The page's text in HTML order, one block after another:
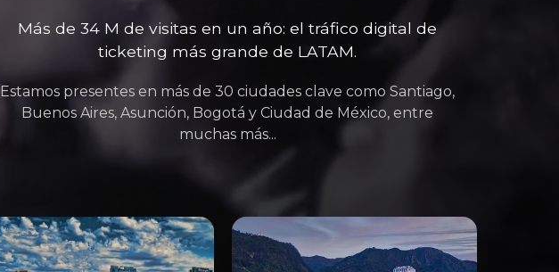
Más de 34 M de visitas en un año: el tráfico digital de
ticketing más grande de LATAM.
Estamos presentes en más de 30 ciudades clave como Santiago,
Buenos Aires, Asunción, Bogotá y Ciudad de México, entre
muchas más...